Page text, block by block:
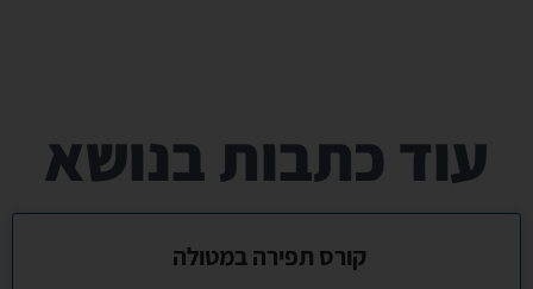
עוד כתבות בנושא
קורס תפירה במטולה